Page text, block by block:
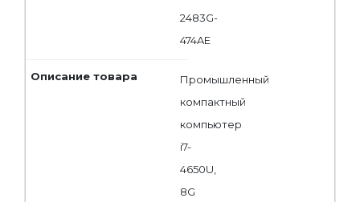
2483G-
474AE
Промышленный
компактный
компьютер
i7-
4650U,
8G